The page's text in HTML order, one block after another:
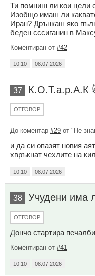
Ти помниш ли кои цели
Изобщо имаш ли
Иран? Дрънкаш яко
беден сссиганин в
Коментиран от #42
10:10 08.07.2026
37 К.О.Т.а.р.А.К
ОТГОВОР
До коментар #29 от "Не
и да си опазят новия
хвръкнат чехлите на
10:10 08.07.2026
38 Учудени има
ОТГОВОР
Дончо стартира
Коментиран от #41
10:10 08.07.2026